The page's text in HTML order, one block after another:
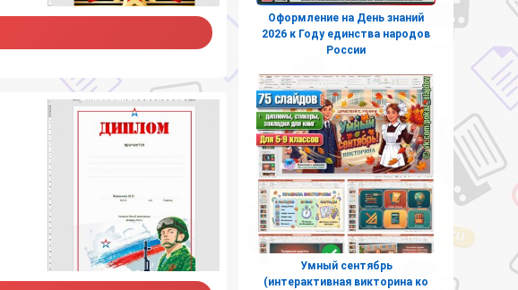
Оформление на День знаний
2026 к Году единства народов
России
Умный сентябрь
(интерактивная викторина ко